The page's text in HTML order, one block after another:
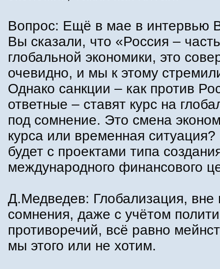
Вопрос: Ещё в мае в интервью
Вы сказали, что «Россия – часть
глобальной экономики, это
очевидно, и мы к этому
Однако санкции – как против
ответные – ставят курс на
под сомнение. Это смена
курса или временная
будет с проектами типа
международного финансового
Д.Медведев: Глобализация, вне
сомнения, даже с учётом
противоречий, всё равно
мы этого или не хотим.